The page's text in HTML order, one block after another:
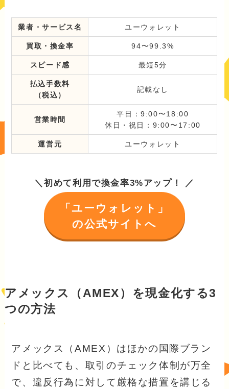
業者・サービス名 ユーウォレット
買取・換金率 94〜99.3%
スピード感 最短5分
払込手数料
（税込）
記載なし
営業時間
平日：9:00〜18:00
休日・祝日：9:00〜17:00
運営元 ユーウォレット
＼初めて利用で換金率3%アップ！ ／
「ユーウォレット」
の公式サイトへ
アメックス（AMEX）を現金化する3
つの方法
アメックス（AMEX）はほかの国際ブラン
ドと比べても、取引のチェック体制が万全
で、違反行為に対して厳格な措置を講じる